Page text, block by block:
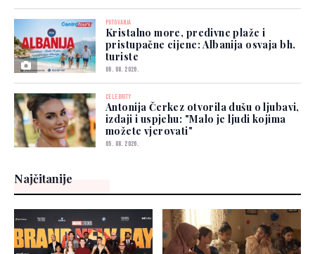
PUTOVANJA
Kristalno more, predivne plaže i
pristupačne cijene: Albanija osvaja bh.
turiste
06. 08. 2026.
CELEBRITY
Antonija Čerkez otvorila dušu o ljubavi,
izdaji i uspjehu: "Malo je ljudi kojima
možete vjerovati"
05. 08. 2026.
Najčitanije